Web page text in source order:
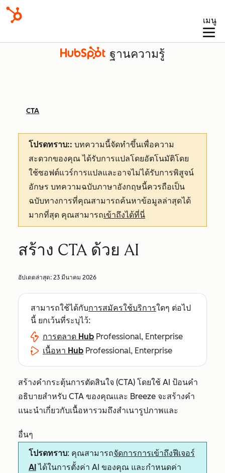
เมนู
ฐานความรู้
CTA
โปรดทราบ:: บทความนี้จัดทำขึ้นเพื่อความ
สะดวกของคุณได้รับการแปลโดยอัตโนมัติโดย
ใช้ซอฟต์แวร์การแปลและอาจไม่ได้รับการพิสูจน์
อักษร บทความฉบับภาษาอังกฤษนี้ควรถือเป็น
ฉบับทางการที่คุณสามารถค้นหาข้อมูลล่าสุดได้
มากที่สุด คุณสามารถเข้าถึงได้ที่นี่
สร้าง CTA ด้วย AI
อัปเดตล่าสุด: 23 มีนาคม 2026
สามารถใช้ได้กับการสมัครใช้บริการใดๆ ต่อไป
นี้ ยกเว้นที่ระบุไว้:
การตลาด Hub Professional, Enterprise
เนื้อหา Hub Professional, Enterprise
สร้างคำกระตุ้นการตัดสินใจ (CTA) โดยใช้ AI ป้อนคำ
อธิบายสำหรับ CTA ของคุณและ Breeze จะสร้างคำ
แนะนำเกี่ยวกับเนื้อหารวมถึงสำเนารูปภาพและ
อื่นๆ
โปรดทราบ: คุณสามารถจัดการการเข้าถึงฟีเจอร์
AIได้ในการตั้งค่า AI ของคุณ และกำหนดค่า